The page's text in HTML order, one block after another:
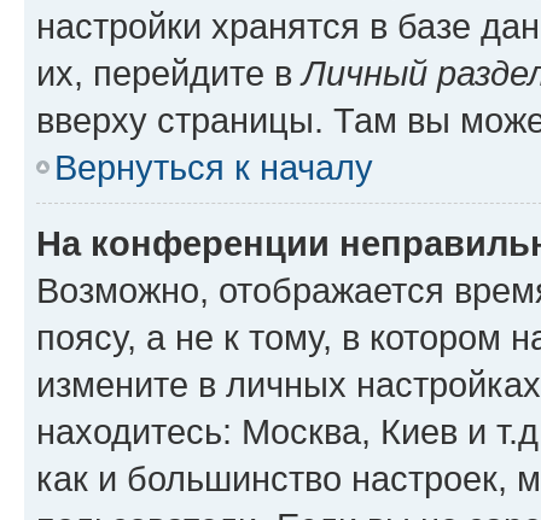
настройки хранятся в базе
их, перейдите вЛичный
вверху страницы. Там вы
Вернуться к началу
На конференции
Возможно, отображается
поясу, а не к тому, в котором
измените в личных
находитесь: Москва, Киев и
как и большинство настроек,